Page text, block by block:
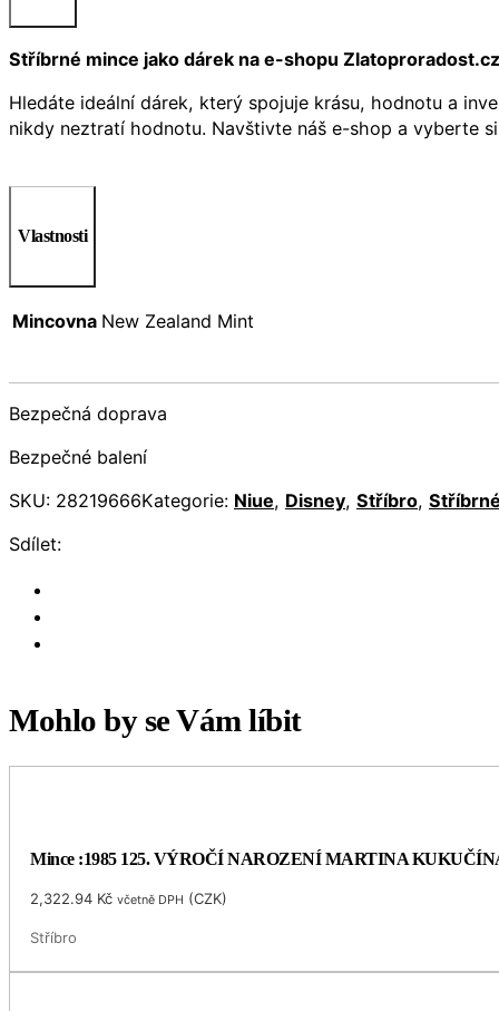
Stříbrné mince jako dárek na e-shopu Zlatoproradost.cz
Hledáte ideální dárek, který spojuje krásu, hodnotu a
nikdy neztratí hodnotu. Navštivte náš e-shop a vyberte
Vlastnosti
Mincovna New Zealand Mint
Bezpečná doprava
Bezpečné balení
SKU: 28219666Kategorie: Niue, Disney, Stříbro,
Sdílet:
Mohlo by se Vám líbit
Mince :1985 125. VÝROČÍ NAROZENÍ MARTINA
2,322.94 Kč včetně DPH (CZK)
Stříbro